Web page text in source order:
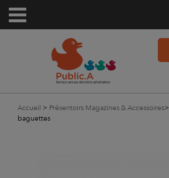
Accueil > Présentoirs Magazines & Accessoires>
baguettes